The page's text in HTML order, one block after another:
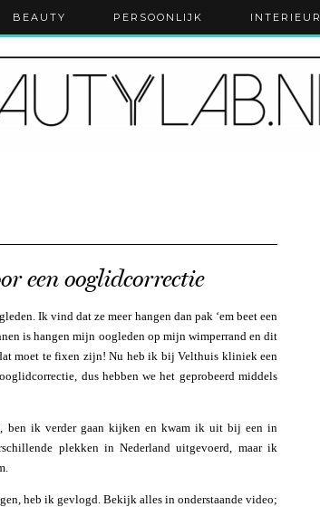
BEAUTY PERSOONLIJK INTERIEUR
een ooglidcorrectie
Ik vind dat ze meer hangen dan pak ‘em beet een
is hangen mijn oogleden op mijn wimperrand en dit
moet te fixen zijn! Nu heb ik bij Velthuis kliniek een
dus hebben we het geprobeerd middels
ben ik verder gaan kijken en kwam ik uit bij een in
plekken in Nederland uitgevoerd, maar ik
heb ik gevlogd. Bekijk alles in onderstaande video;